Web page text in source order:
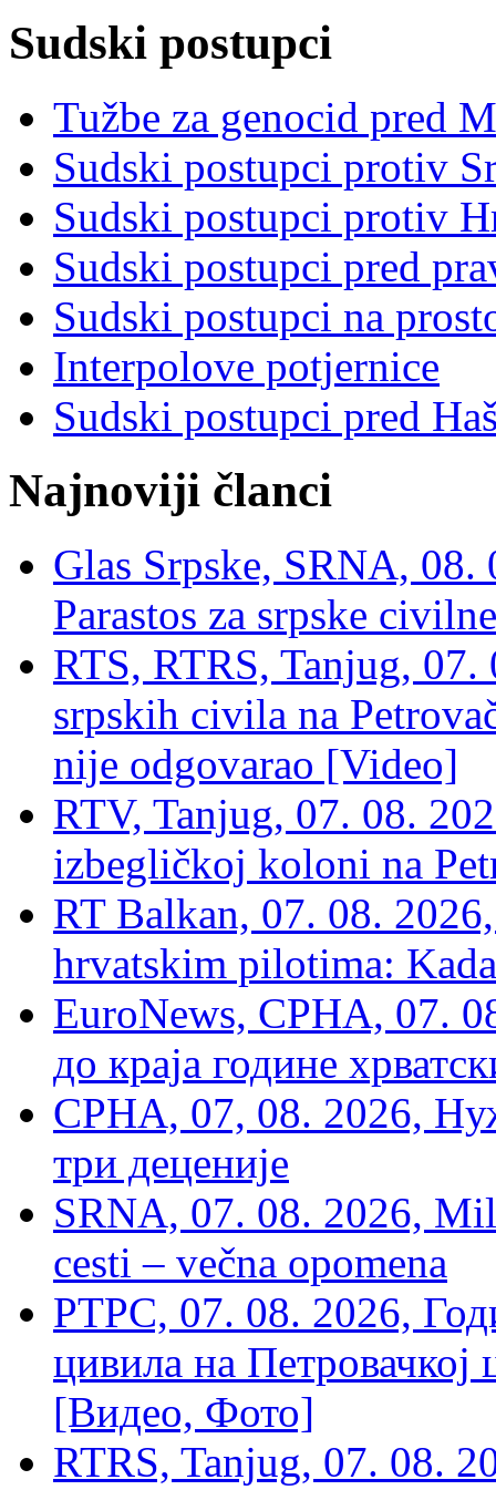
Sudski postupci
Tužbe za genocid pred
Sudski postupci protiv
Sudski postupci protiv
Sudski postupci pred
Sudski postupci na
Interpolove potjernice
Sudski postupci pred
Najnoviji članci
Glas Srpske, SRNA,
Parastos za srpske
RTS, RTRS, Tanjug,
srpskih civila na
nije odgovarao [Video]
RTV, Tanjug, 07. 08.
izbegličkoj koloni na
RT Balkan, 07. 08.
hrvatskim pilotima:
EuroNews, СРНА, 07.
до краја године
СРНА, 07, 08. 2026,
три деценије
SRNA, 07. 08. 2026,
cesti – večna opomena
РТРС, 07. 08. 2026,
цивила на Петровачкој
[Видео, Фото]
RTRS, Tanjug, 07. 08.